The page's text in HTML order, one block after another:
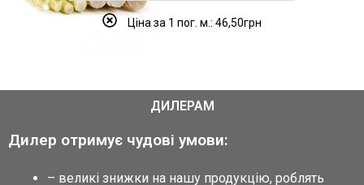
Ціна за 1 пог. м.: 46,50грн
ДИЛЕРАМ
Дилер отримує чудові умови:
– великі знижки на нашу продукцію, роблять